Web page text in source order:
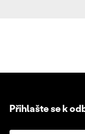
Přihlašte se k